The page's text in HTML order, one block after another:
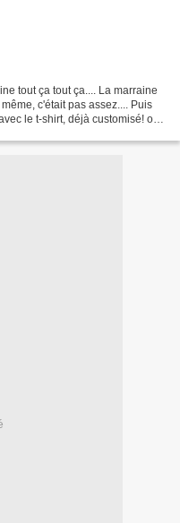
tout ça tout ça.... La marraine
c'était pas assez.... Puis
le t-shirt, déjà customisé! oui